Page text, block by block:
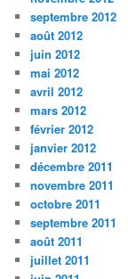
septembre 2012
août 2012
juin 2012
mai 2012
avril 2012
mars 2012
février 2012
janvier 2012
décembre 2011
novembre 2011
octobre 2011
septembre 2011
août 2011
juillet 2011